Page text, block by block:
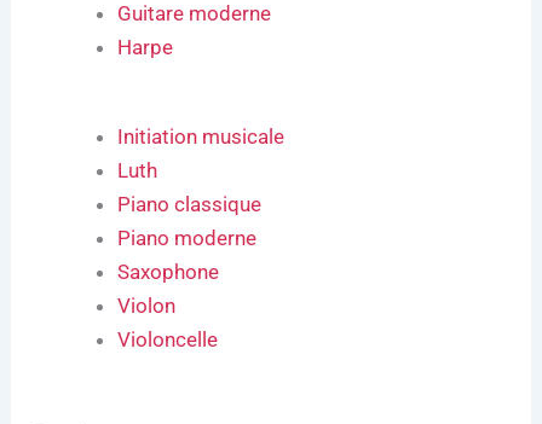
Guitare moderne
Harpe
Initiation musicale
Luth
Piano classique
Piano moderne
Saxophone
Violon
Violoncelle